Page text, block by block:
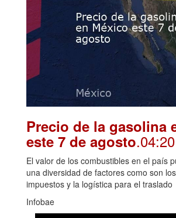
Precio de la gasolina
este 7 de agosto.04:20
El valor de los combustibles en el país
una diversidad de factores como son
impuestos y la logística para el traslado
Infobae